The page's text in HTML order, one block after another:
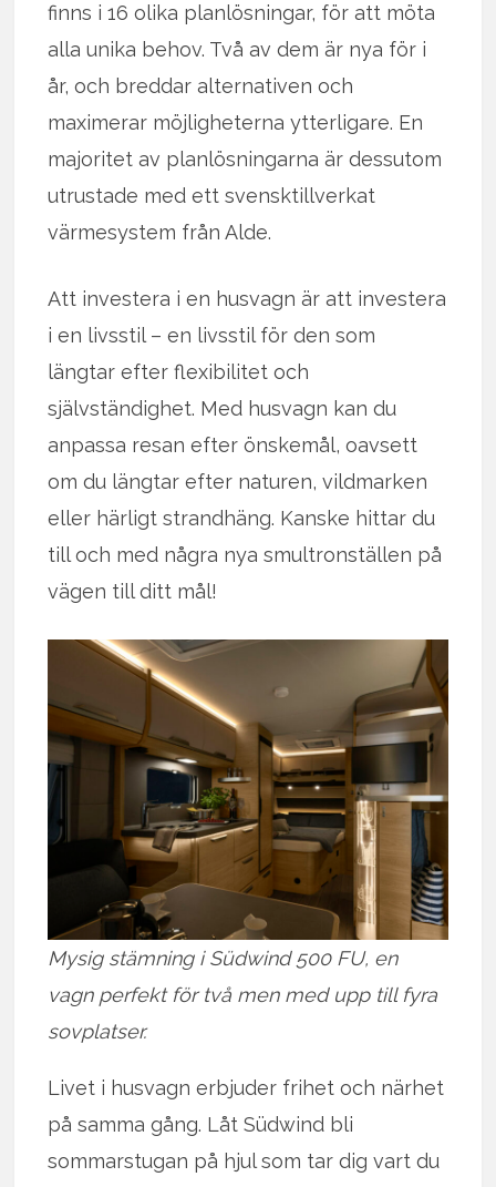
finns i 16 olika planlösningar, för att möta
alla unika behov. Två av dem är nya för i
år, och breddar alternativen och
maximerar möjligheterna ytterligare. En
majoritet av planlösningarna är dessutom
utrustade med ett svensktillverkat
värmesystem från Alde.
Att investera i en husvagn är att investera
i en livsstil – en livsstil för den som
längtar efter flexibilitet och
självständighet. Med husvagn kan du
anpassa resan efter önskemål, oavsett
om du längtar efter naturen, vildmarken
eller härligt strandhäng. Kanske hittar du
till och med några nya smultronställen på
vägen till ditt mål!
Mysig stämning i Südwind 500 FU, en
vagn perfekt för två men med upp till fyra
sovplatser.
Livet i husvagn erbjuder frihet och närhet
på samma gång. Låt Südwind bli
sommarstugan på hjul som tar dig vart du